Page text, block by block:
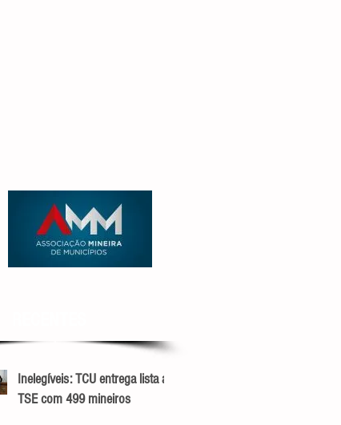
Inelegíveis: TCU entrega lista ao
TSE com 499 mineiros